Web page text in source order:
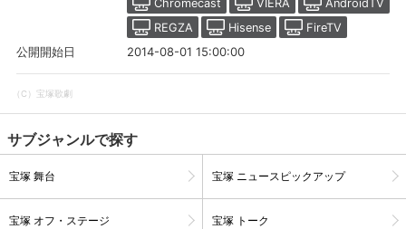
Chromecast
VIERA
AndroidTV
REGZA
Hisense
FireTV
公開開始日
2014-08-01 15:00:00
（C）宝塚歌劇
サブジャンルで探す
宝塚 舞台 宝塚 ニュースピックアップ
宝塚 オフ・ステージ 宝塚 トーク